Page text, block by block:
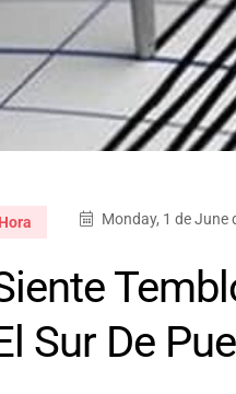
Monday, 1 de June
Sur De